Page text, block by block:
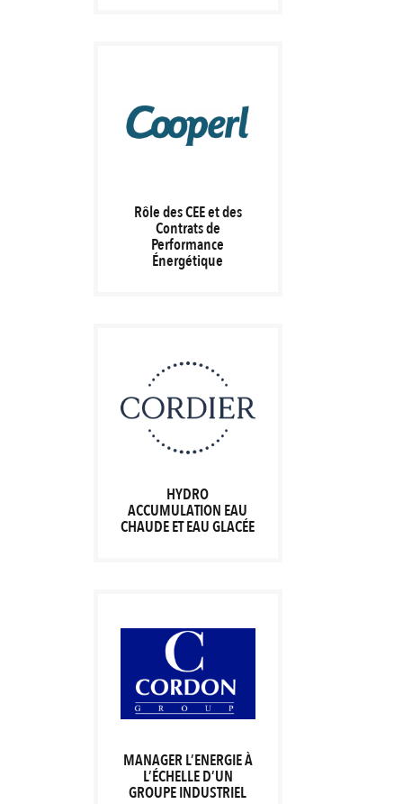
Rôle des CEE et des
Contrats de
Performance
Énergétique
HYDRO
ACCUMULATION EAU
CHAUDE ET EAU GLACÉE
MANAGER L’ENERGIE À
L’ÉCHELLE D’UN
GROUPE INDUSTRIEL